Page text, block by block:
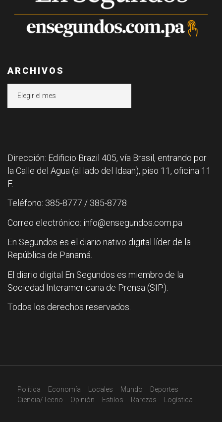
ARCHIVOS
Dirección: Edificio Brazil 405, vía Brasil, entrando por
la Calle del Agua (al lado del Idaan), piso 11, oficina 11
F.
Teléfono: 385-8777 / 385-8778
Correo electrónico: info@ensegundos.com.pa
En Segundos es el diario nativo digital líder de la
República de Panamá.
El diario digital En Segundos es miembro de la
Sociedad Interamericana de Prensa (SIP).
Todos los derechos reservados.
Política Economía Locales Mundo
Deportes
Ciencia/Tecno
Opinión Estilos Rarezas Logística